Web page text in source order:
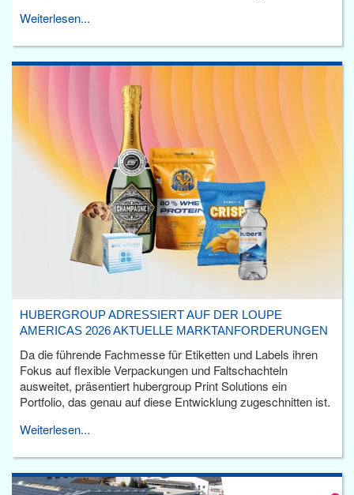
Weiterlesen...
HUBERGROUP ADRESSIERT AUF DER LOUPE
AMERICAS 2026 AKTUELLE MARKTANFORDERUNGEN
Da die führende Fachmesse für Etiketten und Labels ihren
Fokus auf flexible Verpackungen und Faltschachteln
ausweitet, präsentiert hubergroup Print Solutions ein
Portfolio, das genau auf diese Entwicklung zugeschnitten ist.
Weiterlesen...